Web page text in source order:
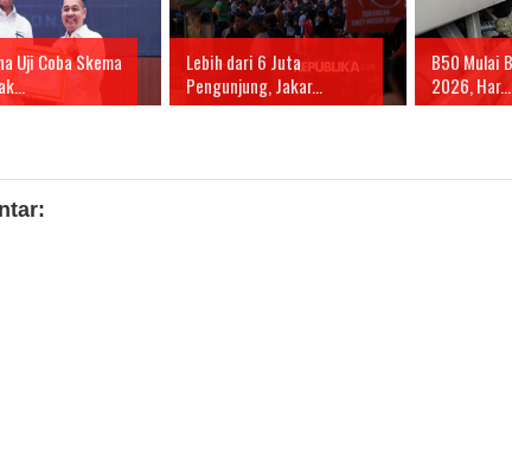
Uji Coba Skema
Lebih dari 6 Juta
Pengunjung, Jakar...
B50 Mulai
2026, Har...